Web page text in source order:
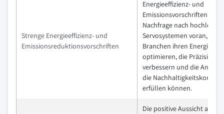
Strenge Energieeffizienz- und
Emissionsreduktionsvorschriften
Energieeffizienz- und
Emissionsvorschriften
Nachfrage nach
Servosystemen voran,
Branchen ihren
optimieren, die
verbessern und die
die
erfüllen können.
Die positive Aussicht auf